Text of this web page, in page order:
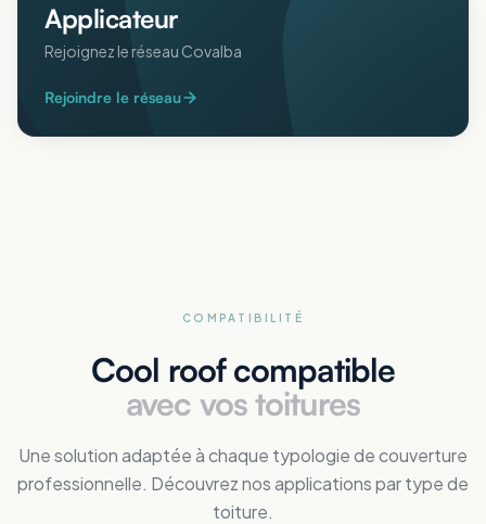
Applicateur
Rejoignez le réseau Covalba
Rejoindre le réseau
COMPATIBILITÉ
Cool roof compatible
avec vos toitures
Une solution adaptée à chaque typologie de couverture
professionnelle. Découvrez nos applications par type de
toiture.